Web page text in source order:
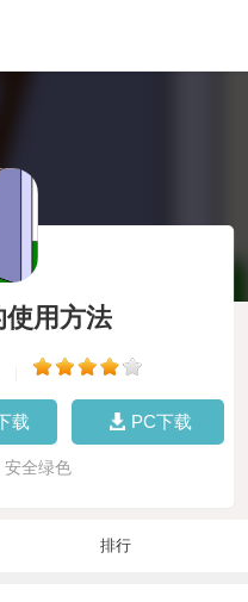
使用方法
载 PC下载
安全绿色
排行